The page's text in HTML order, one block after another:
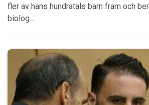
fler av hans hundratals barn fram och
biolog…